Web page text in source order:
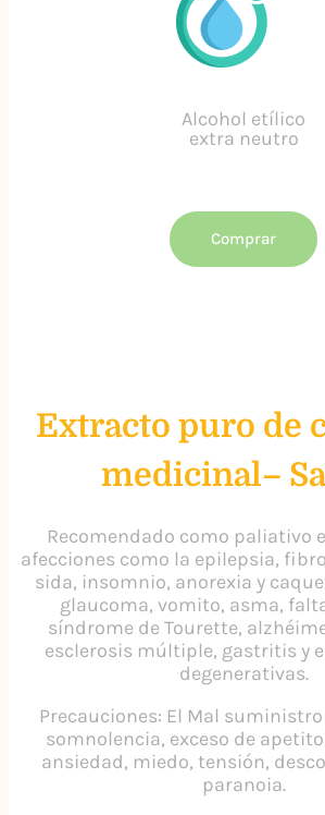
Alcohol etílico
extra neutro
Comprar
Extracto puro de
medicinal–
Recomendado como paliativo
afecciones como la epilepsia,
sida, insomnio, anorexia y
glaucoma, vomito, asma,
síndrome de Tourette,
esclerosis múltiple, gastritis y
degenerativas.
Precauciones: El Mal
somnolencia, exceso de
ansiedad, miedo, tensión,
paranoia.